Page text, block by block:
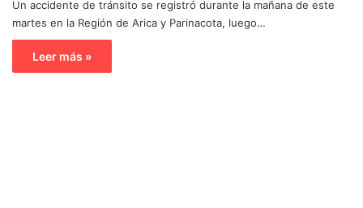
Un accidente de tránsito se registró durante la mañana de este
martes en la Región de Arica y Parinacota, luego…
Leer más »